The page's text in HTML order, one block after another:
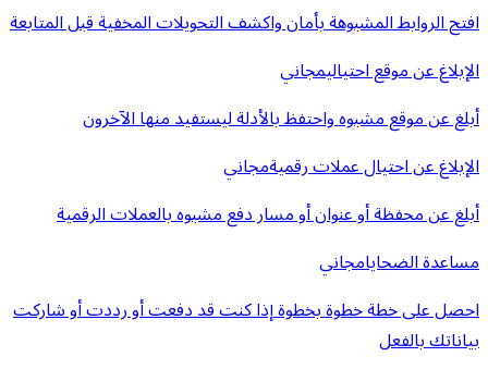
افتح الروابط المشبوهة بأمان واكشف التحويلات المخفية قبل المتابعة
الإبلاغ عن موقع احتياليمجاني
أبلغ عن موقع مشبوه واحتفظ بالأدلة ليستفيد منها الآخرون
الإبلاغ عن احتيال عملات رقميةمجاني
أبلغ عن محفظة أو عنوان أو مسار دفع مشبوه بالعملات الرقمية
مساعدة الضحايامجاني
احصل على خطة خطوة بخطوة إذا كنت قد دفعت أو رددت أو شاركت
بياناتك بالفعل